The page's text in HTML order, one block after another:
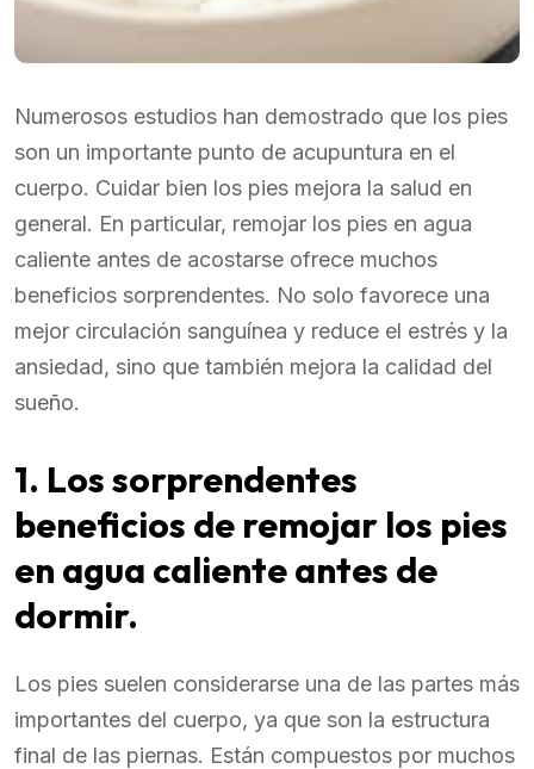
Numerosos estudios han demostrado que los pies
son un importante punto de acupuntura en el
cuerpo. Cuidar bien los pies mejora la salud en
general. En particular, remojar los pies en agua
caliente antes de acostarse ofrece muchos
beneficios sorprendentes. No solo favorece una
mejor circulación sanguínea y reduce el estrés y la
ansiedad, sino que también mejora la calidad del
sueño.
1. Los sorprendentes
beneficios de remojar los pies
en agua caliente antes de
dormir.
Los pies suelen considerarse una de las partes más
importantes del cuerpo, ya que son la estructura
final de las piernas. Están compuestos por muchos